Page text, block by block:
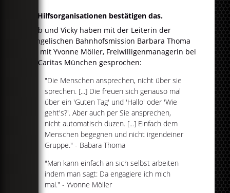
Die Hilfsorganisationen bestätigen das.
Jakob und Vicky haben mit der Leiterin der
evangelischen Bahnhofsmission Barbara Thoma
und mit Yvonne Möller, Freiwilligenmanagerin bei
der Caritas München gesprochen:
"Die Menschen ansprechen, nicht über sie
sprechen. [...] Die freuen sich genauso mal
über ein 'Guten Tag' und 'Hallo' oder 'Wie
geht's?'. Aber auch per Sie ansprechen,
nicht automatisch duzen. [...] Einfach dem
Menschen begegnen und nicht irgendeiner
Gruppe." - Babara Thoma
"Man kann einfach an sich selbst arbeiten
indem man sagt: Da engagiere ich mich
mal." - Yvonne Möller